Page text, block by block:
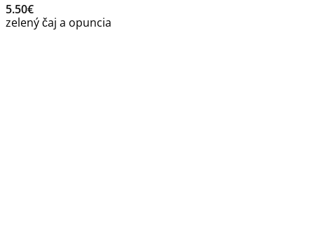
5.50€
zelený čaj a opuncia